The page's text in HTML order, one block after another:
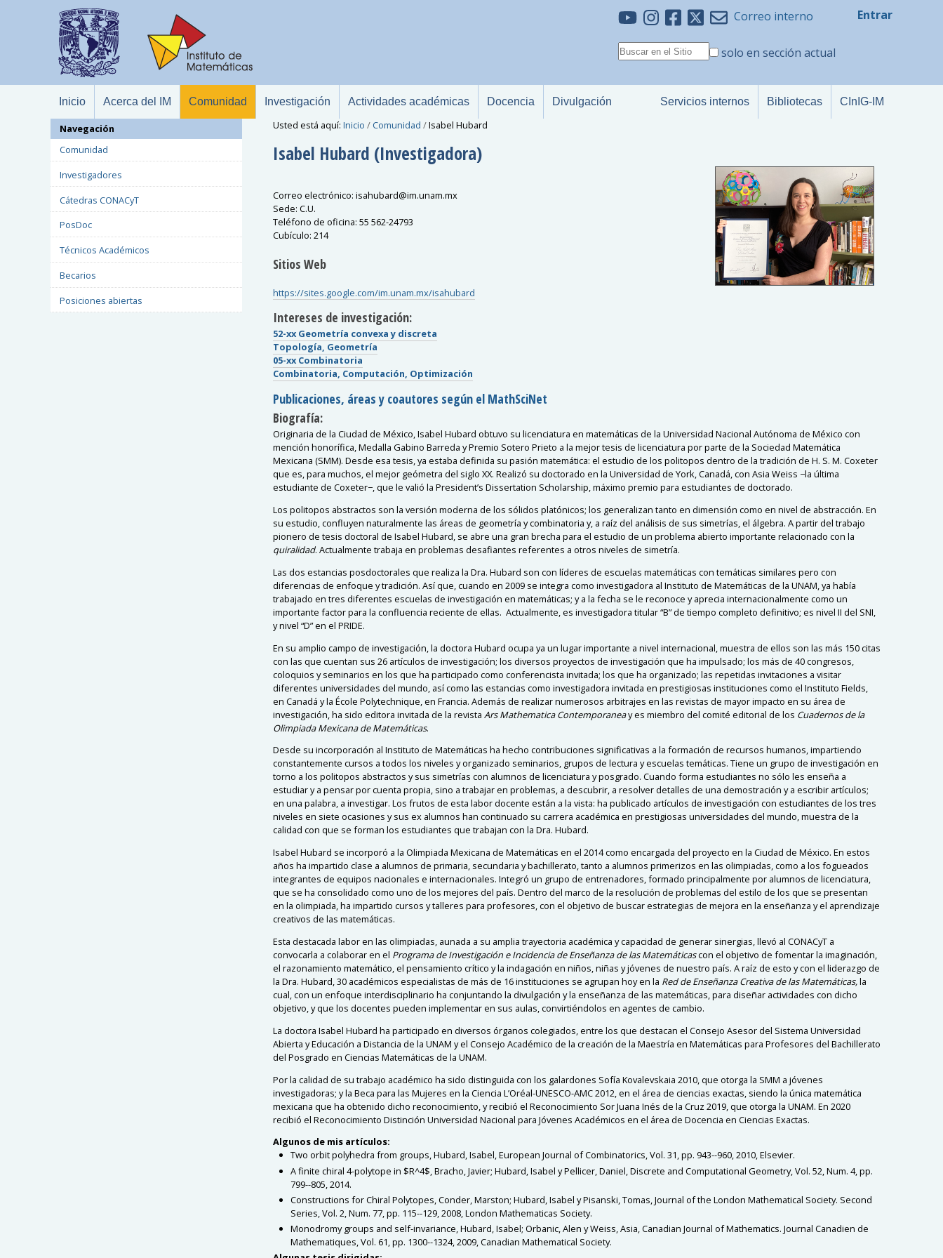
Correo interno
solo en sección actual
Entrar
Inicio Acerca del IM Comunidad Investigación Actividades académicas Docencia Divulgación Servicios internos Bibliotecas CInIG-IM
Usted está aquí: Inicio / Comunidad /Isabel Hubard
Isabel Hubard (Investigadora)
Correo electrónico: isahubard@im.unam.mx
Sede: C.U.
Teléfono de oficina: 55 562-24793
Cubículo: 214
Sitios Web
https://sites.google.com/im.unam.mx/isahubard
Intereses de investigación:
52-xx Geometría convexa y discreta
Topología, Geometría
05-xx Combinatoria
Combinatoria, Computación, Optimización
Publicaciones, áreas y coautores según el MathSciNet
Biografía:
Originaria de la Ciudad de México, Isabel Hubard obtuvo su licenciatura en matemáticas de la Universidad Nacional Autónoma de México con
mención honorífica, Medalla Gabino Barreda y Premio Sotero Prieto a la mejor tesis de licenciatura por parte de la Sociedad Matemática
Mexicana (SMM). Desde esa tesis, ya estaba definida su pasión matemática: el estudio de los politopos dentro de la tradición de H. S. M. Coxeter
que es, para muchos, el mejor geómetra del siglo XX. Realizó su doctorado en la Universidad de York, Canadá, con Asia Weiss −la última
estudiante de Coxeter−, que le valió la President’s Dissertation Scholarship, máximo premio para estudiantes de doctorado.
Los politopos abstractos son la versión moderna de los sólidos platónicos; los generalizan tanto en dimensión como en nivel de abstracción. En
su estudio, confluyen naturalmente las áreas de geometría y combinatoria y, a raíz del análisis de sus simetrías, el álgebra. A partir del trabajo
pionero de tesis doctoral de Isabel Hubard, se abre una gran brecha para el estudio de un problema abierto importante relacionado con la
quiralidad. Actualmente trabaja en problemas desafiantes referentes a otros niveles de simetría.
Las dos estancias posdoctorales que realiza la Dra. Hubard son con líderes de escuelas matemáticas con temáticas similares pero con
diferencias de enfoque y tradición. Así que, cuando en 2009 se integra como investigadora al Instituto de Matemáticas de la UNAM, ya había
trabajado en tres diferentes escuelas de investigación en matemáticas; y a la fecha se le reconoce y aprecia internacionalmente como un
importante factor para la confluencia reciente de ellas. Actualmente, es investigadora titular “B” de tiempo completo definitivo; es nivel II del SNI,
y nivel “D” en el PRIDE.
En su amplio campo de investigación, la doctora Hubard ocupa ya un lugar importante a nivel internacional, muestra de ellos son las más 150 citas
con las que cuentan sus 26 artículos de investigación; los diversos proyectos de investigación que ha impulsado; los más de 40 congresos,
coloquios y seminarios en los que ha participado como conferencista invitada; los que ha organizado; las repetidas invitaciones a visitar
diferentes universidades del mundo, así como las estancias como investigadora invitada en prestigiosas instituciones como el Instituto Fields,
en Canadá y la École Polytechnique, en Francia. Además de realizar numerosos arbitrajes en las revistas de mayor impacto en su área de
investigación, ha sido editora invitada de la revista Ars Mathematica Contemporaneay es miembro del comité editorial de los Cuadernos de la
Olimpiada Mexicana de Matemáticas.
Desde su incorporación al Instituto de Matemáticas ha hecho contribuciones significativas a la formación de recursos humanos, impartiendo
constantemente cursos a todos los niveles y organizado seminarios, grupos de lectura y escuelas temáticas. Tiene un grupo de investigación en
torno a los politopos abstractos y sus simetrías con alumnos de licenciatura y posgrado. Cuando forma estudiantes no sólo les enseña a
estudiar y a pensar por cuenta propia, sino a trabajar en problemas, a descubrir, a resolver detalles de una demostración y a escribir artículos;
en una palabra, a investigar. Los frutos de esta labor docente están a la vista: ha publicado artículos de investigación con estudiantes de los tres
niveles en siete ocasiones y sus ex alumnos han continuado su carrera académica en prestigiosas universidades del mundo, muestra de la
calidad con que se forman los estudiantes que trabajan con la Dra. Hubard.
Isabel Hubard se incorporó a la Olimpiada Mexicana de Matemáticas en el 2014 como encargada del proyecto en la Ciudad de México. En estos
años ha impartido clase a alumnos de primaria, secundaria y bachillerato, tanto a alumnos primerizos en las olimpiadas, como a los fogueados
integrantes de equipos nacionales e internacionales. Integró un grupo de entrenadores, formado principalmente por alumnos de licenciatura,
que se ha consolidado como uno de los mejores del país. Dentro del marco de la resolución de problemas del estilo de los que se presentan
en la olimpiada, ha impartido cursos y talleres para profesores, con el objetivo de buscar estrategias de mejora en la enseñanza y el aprendizaje
creativos de las matemáticas.
Esta destacada labor en las olimpiadas, aunada a su amplia trayectoria académica y capacidad de generar sinergias, llevó al CONACyT a
convocarla a colaborar en el Programa de Investigación e Incidencia de Enseñanza de las Matemáticascon el objetivo de fomentar la imaginación,
el razonamiento matemático, el pensamiento crítico y la indagación en niños, niñas y jóvenes de nuestro país. A raíz de esto y con el liderazgo de
la Dra. Hubard, 30 académicos especialistas de más de 16 instituciones se agrupan hoy en la Red de Enseñanza Creativa de las Matemáticas,la
cual, con un enfoque interdisciplinario ha conjuntando la divulgación y la enseñanza de las matemáticas, para diseñar actividades con dicho
objetivo, y que los docentes pueden implementar en sus aulas, convirtiéndolos en agentes de cambio.
La doctora Isabel Hubard ha participado en diversos órganos colegiados, entre los que destacan el Consejo Asesor del Sistema Universidad
Abierta y Educación a Distancia de la UNAM y el Consejo Académico de la creación de la Maestría en Matemáticas para Profesores del Bachillerato
del Posgrado en Ciencias Matemáticas de la UNAM.
Por la calidad de su trabajo académico ha sido distinguida con los galardones Sofía Kovalevskaia 2010, que otorga la SMM a jóvenes
investigadoras; y la Beca para las Mujeres en la Ciencia L’Oréal-UNESCO-AMC 2012, en el área de ciencias exactas, siendo la única matemática
mexicana que ha obtenido dicho reconocimiento, y recibió el Reconocimiento Sor Juana Inés de la Cruz 2019, que otorga la UNAM. En 2020
recibió el Reconocimiento Distinción Universidad Nacional para Jóvenes Académicos en el área de Docencia en Ciencias Exactas.
Algunos de mis artículos:
Two orbit polyhedra from groups, Hubard, Isabel, European Journal of Combinatorics, Vol. 31, pp. 943--960, 2010, Elsevier.
A finite chiral 4-polytope in $R^4$, Bracho, Javier; Hubard, Isabel y Pellicer, Daniel, Discrete and Computational Geometry, Vol. 52, Num. 4, pp.
799--805, 2014.
Constructions for Chiral Polytopes, Conder, Marston; Hubard, Isabel y Pisanski, Tomas, Journal of the London Mathematical Society. Second
Series, Vol. 2, Num. 77, pp. 115--129, 2008, London Mathematicas Society.
Monodromy groups and self-invariance, Hubard, Isabel; Orbanic, Alen y Weiss, Asia, Canadian Journal of Mathematics. Journal Canadien de
Mathematiques, Vol. 61, pp. 1300--1324, 2009, Canadian Mathematical Society.
Navegación
Comunidad
Investigadores
Cátedras CONACyT
PosDoc
Técnicos Académicos
Becarios
Posiciones abiertas